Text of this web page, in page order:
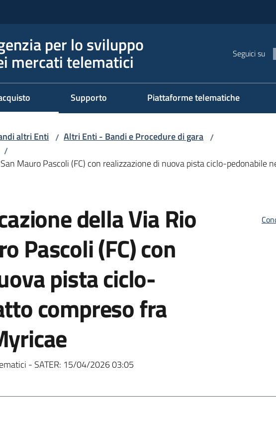
per lo sviluppo
mercati telematici Seguici su
Supporto Piattaforme telematiche
altri Enti / Altri Enti - Bandi e Procedure di gara /
/
Mauro Pascoli (FC) con realizzazione di nuova pista ciclo-pedonabile
della Via Rio
Pascoli (FC) con
pista ciclo-
compreso fra
- SATER: 15/04/2026 03:05